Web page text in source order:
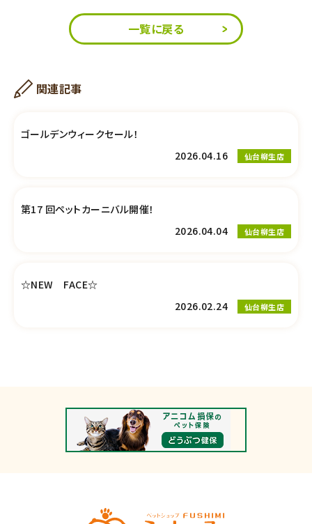
一覧に戻る
関連記事
ゴールデンウィークセール！
2026.04.16
仙台柳生店
第17 回ペットカーニバル開催！
2026.04.04
仙台柳生店
☆NEW FACE☆
2026.02.24
仙台柳生店